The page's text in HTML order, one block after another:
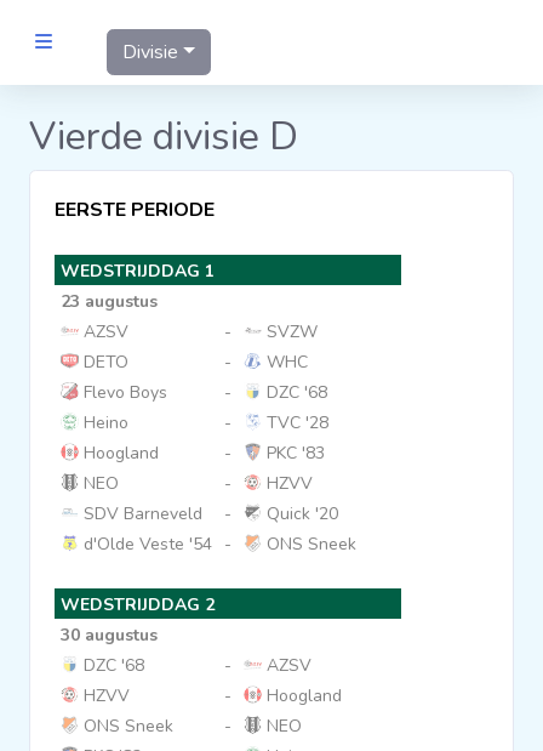
Clubs
Voetbalpiramide
Links
VROUWEN
Wedstrijden
Statistieken
Divisie
Vierde divisie D
EERSTE PERIODE
WEDSTRIJDDAG 1
23 augustus
AZSV
-
SVZW
DETO
-
WHC
Flevo Boys
-
DZC '68
Heino
-
TVC '28
Hoogland
-
PKC '83
NEO
-
HZVV
SDV Barneveld
-
Quick '20
d'Olde Veste '54 - ONS Sneek
WEDSTRIJDDAG 2
30 augustus
DZC '68
-
AZSV
HZVV
-
Hoogland
ONS Sneek
-
NEO